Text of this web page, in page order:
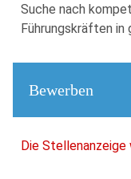
Suche nach
Führungskräften in
Bewerben
Die